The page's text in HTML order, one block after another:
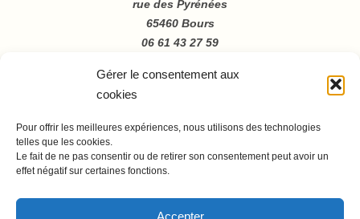
Gérer le consentement aux
cookies
Pour offrir les meilleures expériences, nous utilisons des technologies
telles que les cookies.
Le fait de ne pas consentir ou de retirer son consentement peut avoir un
effet négatif sur certaines fonctions.
Accepter
rue des Pyrénées
65460 Bours
06 61 43 27 59